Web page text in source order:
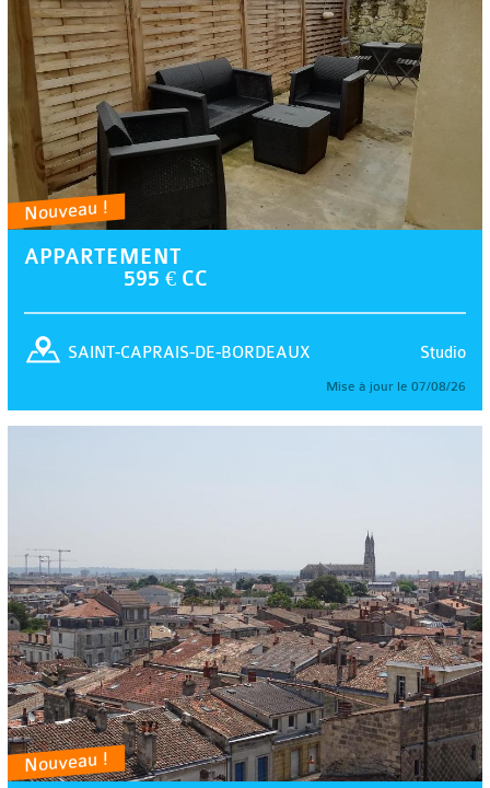
Nouveau !
APPARTEMENT
595 € CC
Studio
SAINT-CAPRAIS-DE-BORDEAUX
Mise à jour le 07/08/26
Nouveau !